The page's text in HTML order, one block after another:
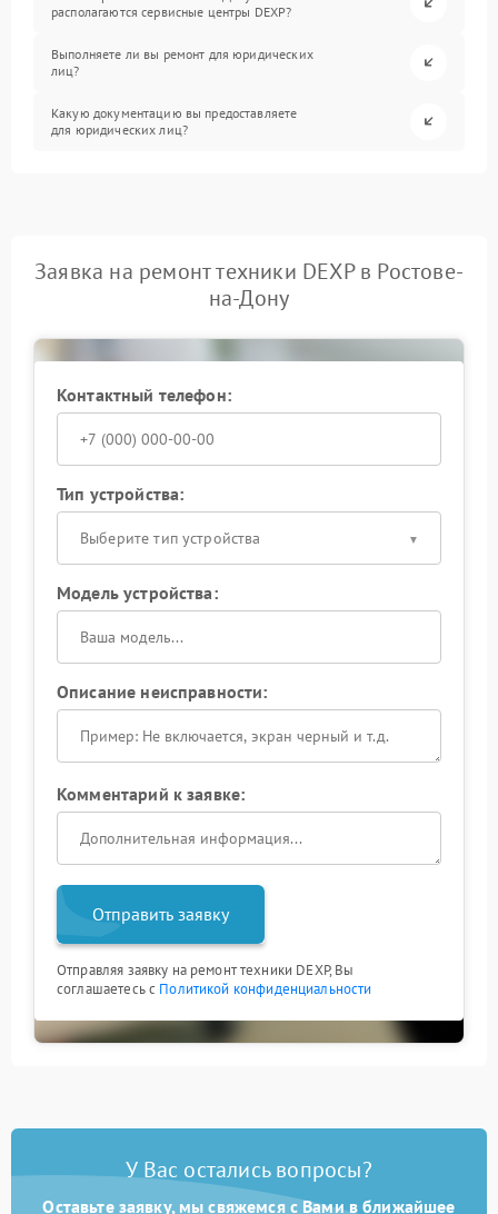
располагаются сервисные центры DEXP?
Выполняете ли вы ремонт для юридических
лиц?
Какую документацию вы предоставляете
для юридических лиц?
Заявка на ремонт техники DEXP в Ростове-
на-Дону
Контактный телефон:
Тип устройства:
Выберите тип устройства
Модель устройства:
Описание неисправности:
Комментарий к заявке:
Отправить заявку
Отправляя заявку на ремонт техники DEXP, Вы
соглашаетесь с Политикой конфиденциальности
У Вас остались вопросы?
Оставьте заявку, мы свяжемся с Вами в ближайшее